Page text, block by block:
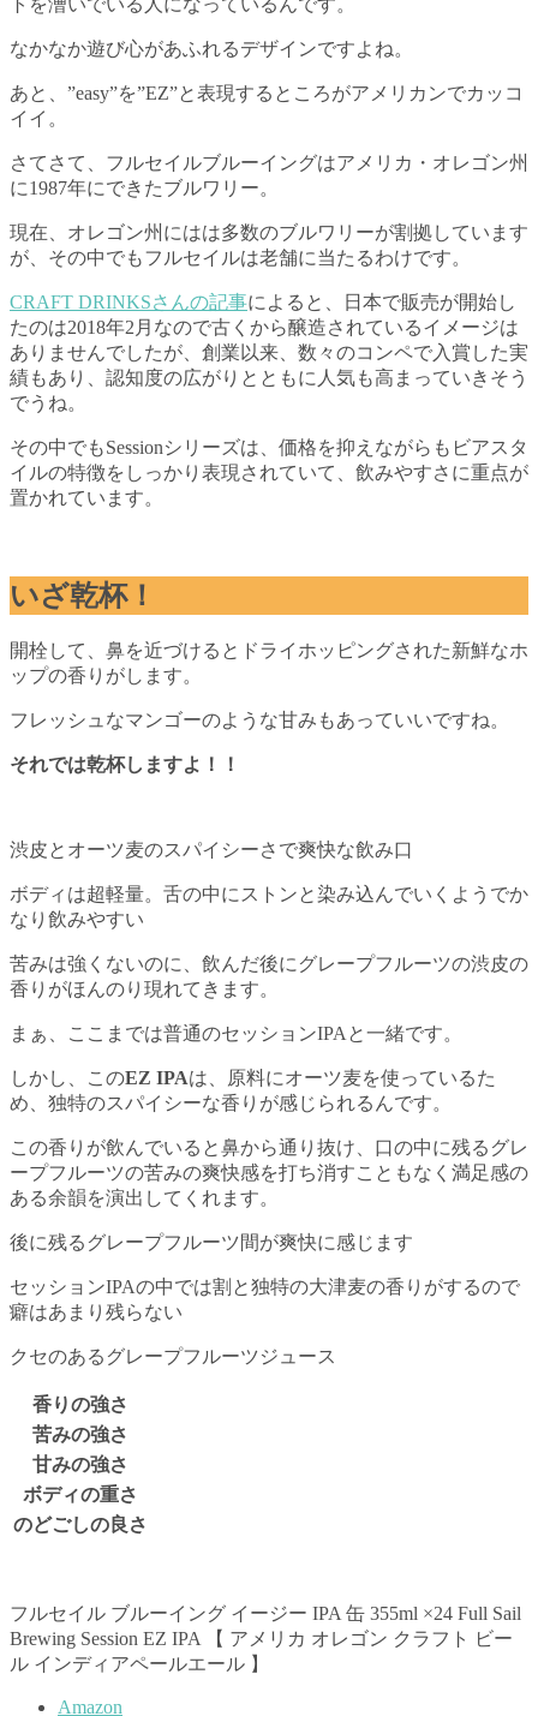
なかなか遊び心があふれるデザインですよね。
あと、”easy”を”EZ”と表現するところがアメリカンでカッコ
イイ。
さてさて、フルセイルブルーイングはアメリカ・オレゴン州
に1987年にできたブルワリー。
現在、オレゴン州にはは多数のブルワリーが割拠しています
が、その中でもフルセイルは老舗に当たるわけです。
CRAFT DRINKSさんの記事によると、日本で販売が開始し
たのは2018年2月なので古くから醸造されているイメージは
ありませんでしたが、創業以来、数々のコンペで入賞した実
績もあり、認知度の広がりとともに人気も高まっていきそう
でうね。
その中でもSessionシリーズは、価格を抑えながらもビアスタ
イルの特徴をしっかり表現されていて、飲みやすさに重点が
置かれています。
いざ乾杯！
開栓して、鼻を近づけるとドライホッピングされた新鮮なホ
ップの香りがします。
フレッシュなマンゴーのような甘みもあっていいですね。
それでは乾杯しますよ！！
渋皮とオーツ麦のスパイシーさで爽快な飲み口
ボディは超軽量。舌の中にストンと染み込んでいくようでか
なり飲みやすい
苦みは強くないのに、飲んだ後にグレープフルーツの渋皮の
香りがほんのり現れてきます。
まぁ、ここまでは普通のセッションIPAと一緒です。
しかし、このEZ IPAは、原料にオーツ麦を使っているた
め、独特のスパイシーな香りが感じられるんです。
この香りが飲んでいると鼻から通り抜け、口の中に残るグレ
ープフルーツの苦みの爽快感を打ち消すこともなく満足感の
ある余韻を演出してくれます。
後に残るグレープフルーツ間が爽快に感じます
セッションIPAの中では割と独特の大津麦の香りがするので
癖はあまり残らない
クセのあるグレープフルーツジュース
香りの強さ
苦みの強さ
甘みの強さ
ボディの重さ
のどごしの良さ
フルセイル ブルーイング イージー IPA 缶 355ml ×24 Full Sail
Brewing Session EZ IPA 【 アメリカ オレゴン クラフト ビー
ル インディアペールエール 】
Amazon